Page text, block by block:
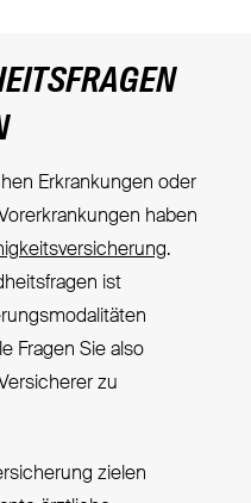
Erkrankungen oder
haben
.
ist
Fragen Sie also
zu
zielen